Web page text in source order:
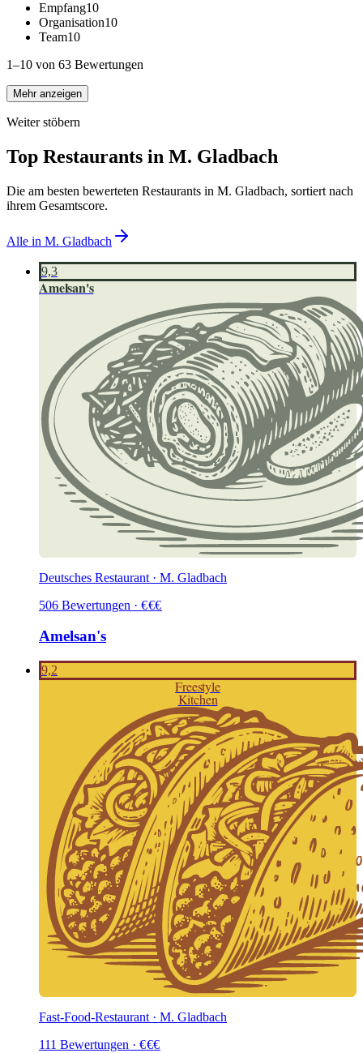
Empfang10
Organisation10
Team10
1–10 von 63 Bewertungen
Mehr anzeigen
Weiter stöbern
Top Restaurants in M. Gladbach
Die am besten bewerteten Restaurants in M. Gladbach, sortiert nach
ihrem Gesamtscore.
Alle in M. Gladbach
9,3
Amelsan's
Deutsches Restaurant · M. Gladbach
506 Bewertungen · €€€
Amelsan's
9,2
Freestyle
Kitchen
Fast-Food-Restaurant · M. Gladbach
111 Bewertungen · €€€